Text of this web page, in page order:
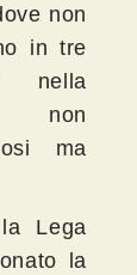
non
in tre
nella
non
ma
Lega
la